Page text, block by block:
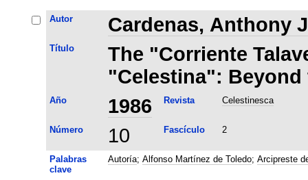
Autor Cardenas, Anthony
Título
The "Corriente
"Celestina":
Año 1986 Revista Celestinesca
Número 10 Fascículo 2
Palabras
clave
Autoría; Alfonso Martínez de Toledo; Arcipreste